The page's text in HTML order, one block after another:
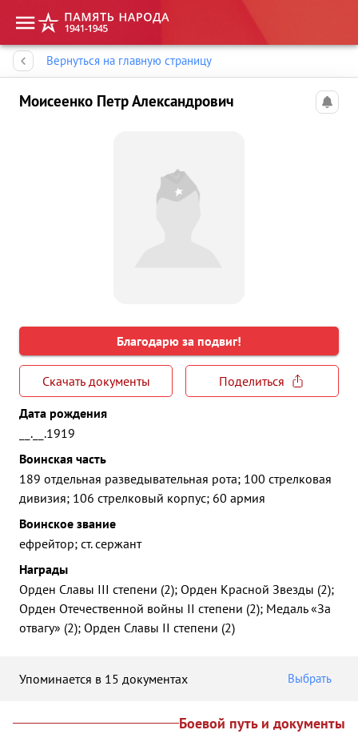
Вернуться на главную страницу
Моисеенко Петр Александрович
Благодарю за подвиг!
Скачать документы
Поделиться
Дата рождения
__.__.1919
Воинская часть
189 отдельная разведывательная рота; 100 стрелковая
дивизия; 106 стрелковый корпус; 60 армия
Воинское звание
ефрейтор; ст. сержант
Награды
Орден Славы III степени (2); Орден Красной Звезды (2);
Орден Отечественной войны II степени (2); Медаль «За
отвагу» (2); Орден Славы II степени (2)
Упоминается в 15 документах Выбрать
Боевой путь и документы
Память народа